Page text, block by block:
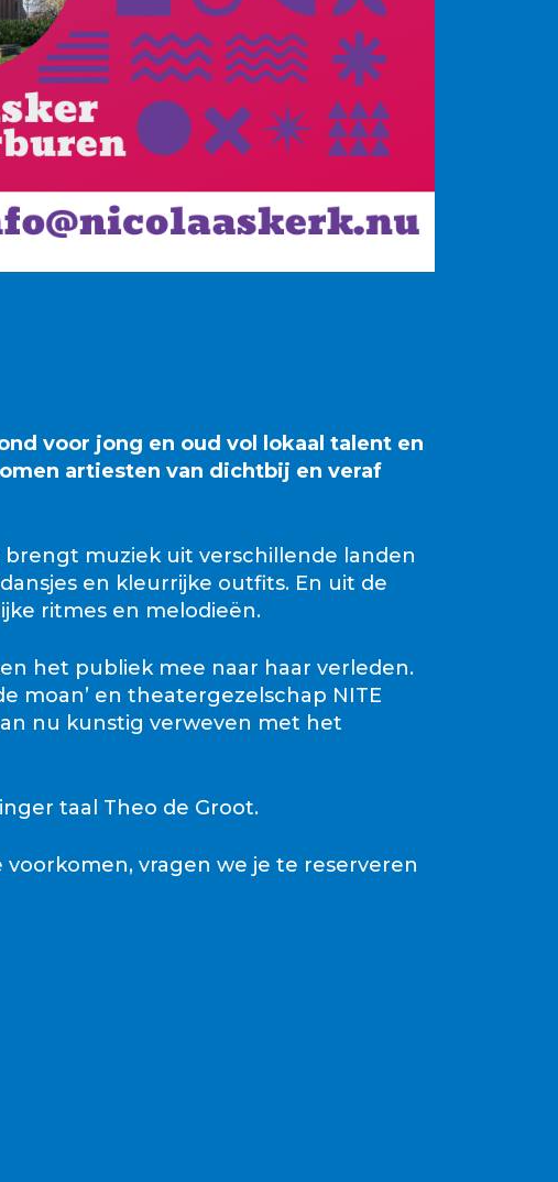
voor jong en oud vol lokaal talent en
artiesten van dichtbij en veraf
muziek uit verschillende landen
en kleurrijke outfits. En uit de
ritmes en melodieën.
het publiek mee naar haar verleden.
moan’ en theatergezelschap NITE
nu kunstig verweven met het
taal Theo de Groot.
vragen we je te reserveren